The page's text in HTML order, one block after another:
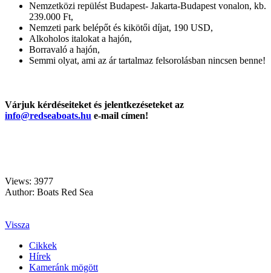
Nemzetközi repülést Budapest- Jakarta-Budapest vonalon, kb.
239.000 Ft,
Nemzeti park belépőt és kikötői díjat, 190 USD,
Alkoholos italokat a hajón,
Borravaló a hajón,
Semmi olyat, ami az ár tartalmaz felsorolásban nincsen benne!
Várjuk kérdéseiteket és jelentkezéseteket az
info@redseaboats.hu e-mail címen!
Views: 3977
Author: Boats Red Sea
Vissza
Cikkek
Hírek
Kameránk mögött